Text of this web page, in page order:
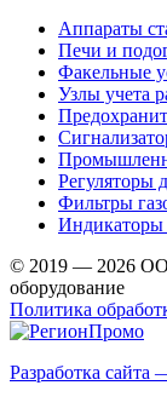
Аппараты
Печи и
Факельные
Узлы учета
Регуляторы
Фильтры
Индикаторы
© 2019 — 2026
оборудование
Политика
Разработка